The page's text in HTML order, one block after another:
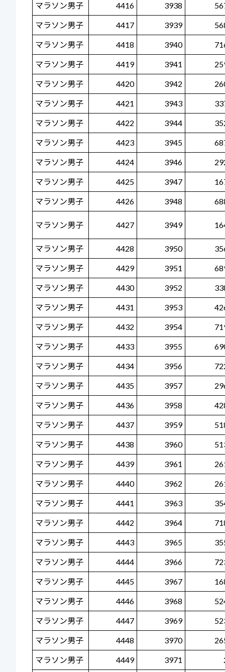
マラソン男子 4416 3938
マラソン男子 4417 3939
マラソン男子 4418 3940
マラソン男子 4419 3941
マラソン男子 4420 3942
マラソン男子 4421 3943
マラソン男子 4422 3944
マラソン男子 4423 3945
マラソン男子 4424 3946
マラソン男子 4425 3947
マラソン男子 4426 3948
マラソン男子 4427 3949
マラソン男子 4428 3950
マラソン男子 4429 3951
マラソン男子 4430 3952
マラソン男子 4431 3953
マラソン男子 4432 3954
マラソン男子 4433 3955
マラソン男子 4434 3956
マラソン男子 4435 3957
マラソン男子 4436 3958
マラソン男子 4437 3959
マラソン男子 4438 3960
マラソン男子 4439 3961
マラソン男子 4440 3962
マラソン男子 4441 3963
マラソン男子 4442 3964
マラソン男子 4443 3965
マラソン男子 4444 3966
マラソン男子 4445 3967
マラソン男子 4446 3968
マラソン男子 4447 3969
マラソン男子 4448 3970
マラソン男子 4449 3971